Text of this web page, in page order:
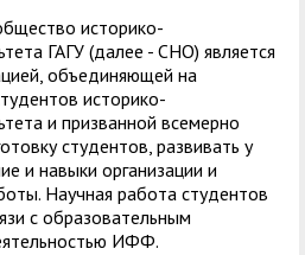
историко-
ГАГУ (далее - СНО) является
объединяющей на
историко-
и призванной всемерно
студентов, развивать у
и навыки организации и
Научная работа студентов
с образовательным
ИФФ.